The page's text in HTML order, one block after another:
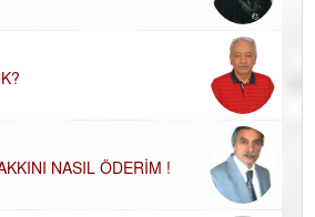
NASIL ÖDERİM !